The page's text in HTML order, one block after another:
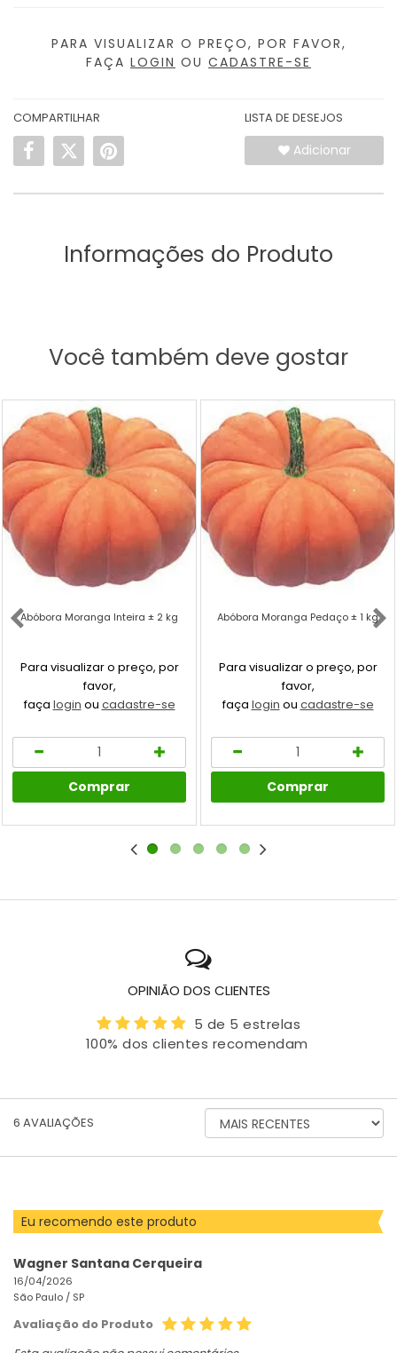
PARA VISUALIZAR O PREÇO, POR FAVOR,
FAÇA LOGIN OU CADASTRE-SE
COMPARTILHAR LISTA DE DESEJOS
Adicionar
Informações do Produto
Você também deve gostar
Abóbora Moranga Inteira ± 2 kg
Para visualizar o preço, por
favor,
faça login ou cadastre-se
Comprar
Abóbora Moranga Pedaço ± 1 kg
Para visualizar o preço, por
favor,
faça login ou cadastre-se
Comprar
OPINIÃO DOS CLIENTES
5 de 5 estrelas
100% dos clientes recomendam
6 AVALIAÇÕES
ORDENAR
AVALIAÇÕES
Eu recomendo este produto
Wagner Santana Cerqueira
16/04/2026
São Paulo / SP
Avaliação do Produto